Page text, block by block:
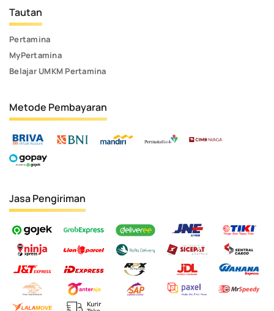
Tautan
Pertamina
MyPertamina
Belajar UMKM Pertamina
Metode Pembayaran
Jasa Pengiriman